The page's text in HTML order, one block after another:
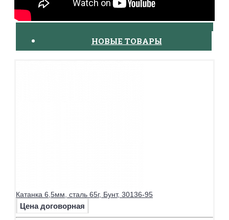
НОВЫЕ ТОВАРЫ
Катанка 6,5мм, сталь 65г, Бунт, 30136-95
Цена договорная